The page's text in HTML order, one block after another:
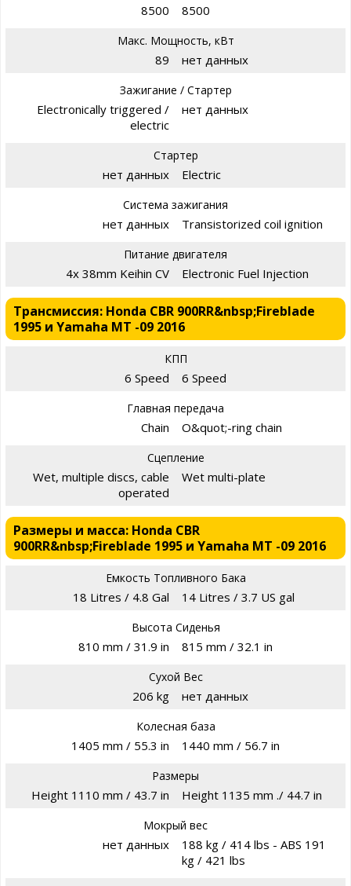
8500 8500
Макс. Мощность, кВт
89 нет данных
Зажигание / Стартер
Electronically triggered /
electric
нет данных
Стартер
нет данных Electric
Система зажигания
нет данных Transistorized coil ignition
Питание двигателя
4x 38mm Keihin CV Electronic Fuel Injection
Трансмиссия: Honda CBR 900RR&nbsp;Fireblade
1995 и Yamaha MT -09 2016
КПП
6 Speed 6 Speed
Главная передача
Chain O&quot;-ring chain
Сцепление
Wet, multiple discs, cable
operated
Wet multi-plate
Размеры и масса: Honda CBR
900RR&nbsp;Fireblade 1995 и Yamaha MT -09 2016
Емкость Топливного Бака
18 Litres / 4.8 Gal 14 Litres / 3.7 US gal
Высота Сиденья
810 mm / 31.9 in 815 mm / 32.1 in
Сухой Вес
206 kg нет данных
Колесная база
1405 mm / 55.3 in 1440 mm / 56.7 in
Размеры
Height 1110 mm / 43.7 in Height 1135 mm ./ 44.7 in
Мокрый вес
нет данных
188 kg / 414 lbs - ABS 191
kg / 421 lbs